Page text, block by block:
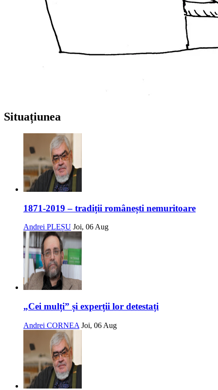
Situațiunea
1871-2019 – tradiții românești nemuritoare
Andrei PLEȘU Joi, 06 Aug
„Cei mulți” și experții lor detestați
Andrei CORNEA Joi, 06 Aug